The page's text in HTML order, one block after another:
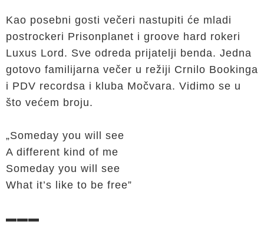
Kao posebni gosti večeri nastupiti će mladi
postrockeri Prisonplanet i groove hard rokeri
Luxus Lord. Sve odreda prijatelji benda. Jedna
gotovo familijarna večer u režiji Crnilo Bookinga
i PDV recordsa i kluba Močvara. Vidimo se u
što većem broju.
„Someday you will see
A different kind of me
Someday you will see
What it’s like to be free”
▬▬▬